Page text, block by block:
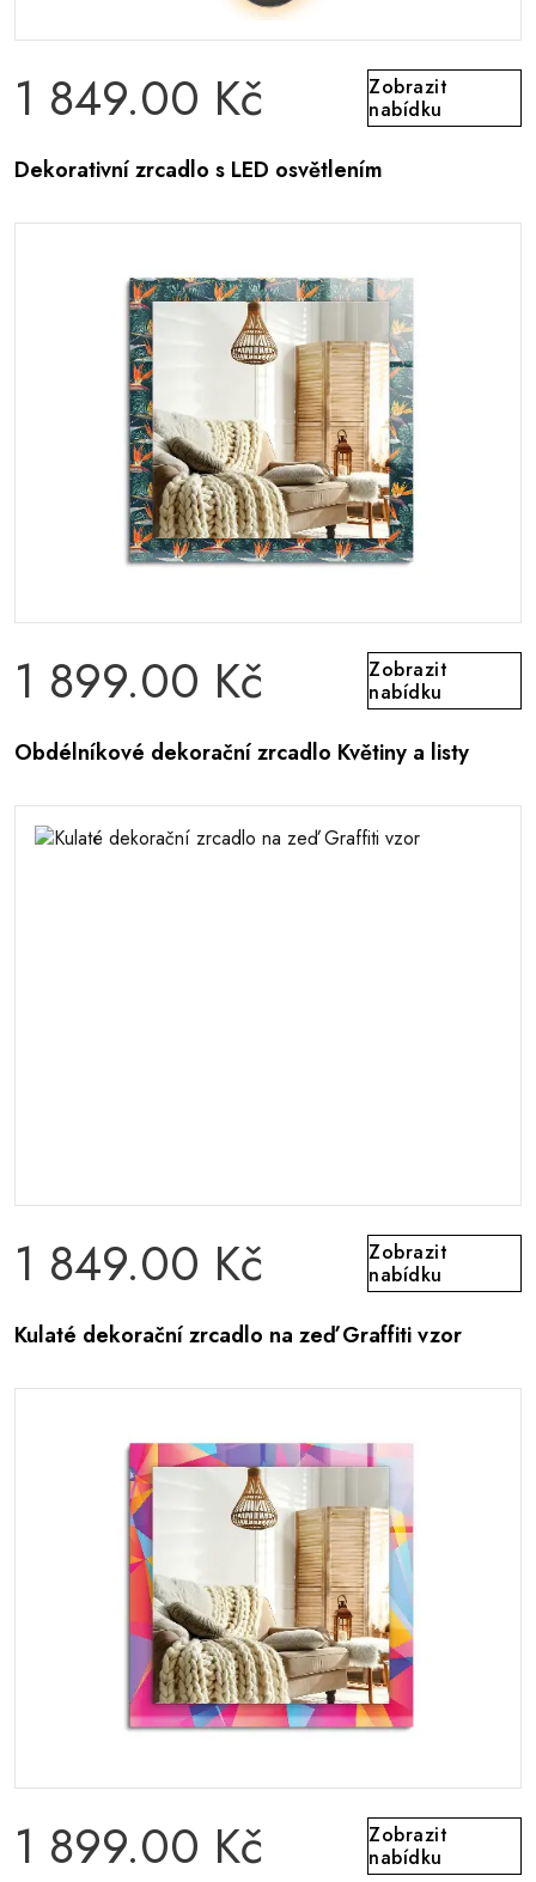
1 849.00 Kč
Zobrazit
nabídku
Dekorativní zrcadlo s LED osvětlením
1 899.00 Kč
Zobrazit
nabídku
Obdélníkové dekorační zrcadlo Květiny a listy
1 849.00 Kč
Zobrazit
nabídku
Kulaté dekorační zrcadlo na zeď Graffiti vzor
1 899.00 Kč
Zobrazit
nabídku